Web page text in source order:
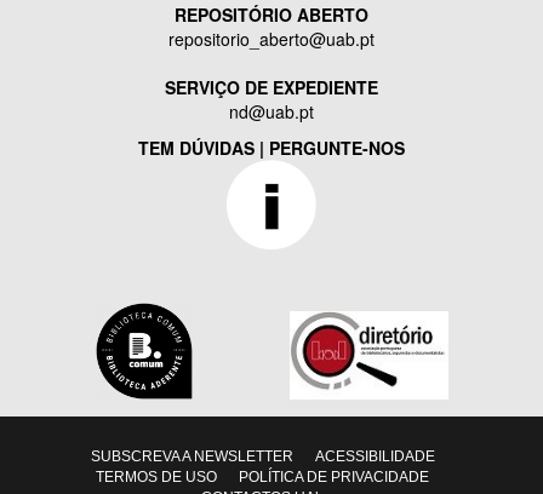
REPOSITÓRIO ABERTO
repositorio_aberto@uab.pt
SERVIÇO DE EXPEDIENTE
nd@uab.pt
TEM DÚVIDAS | PERGUNTE-NOS
SUBSCREVA A NEWSLETTER
ACESSIBILIDADE
TERMOS DE USO
POLÍTICA DE PRIVACIDADE